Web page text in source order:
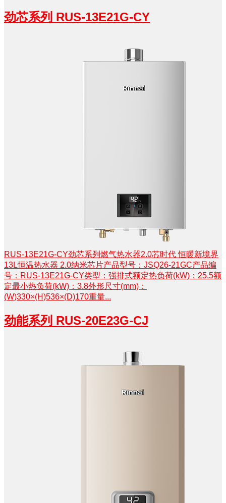
劲芯系列 RUS-13E21G-CY
RUS-13E21G-CY劲芯系列燃气热水器2.0芯时代 恒暖新境界
13L恒温热水器 2.0纳米芯片产品型号：JSQ26-21GC产品编
号：RUS-13E21G-CY类型：强排式额定热负荷(kW)：25.5额
定最小热负荷(kW)：3.8外形尺寸(mm)：
(W)330×(H)536×(D)170重量...
劲能系列 RUS-20E23G-CJ